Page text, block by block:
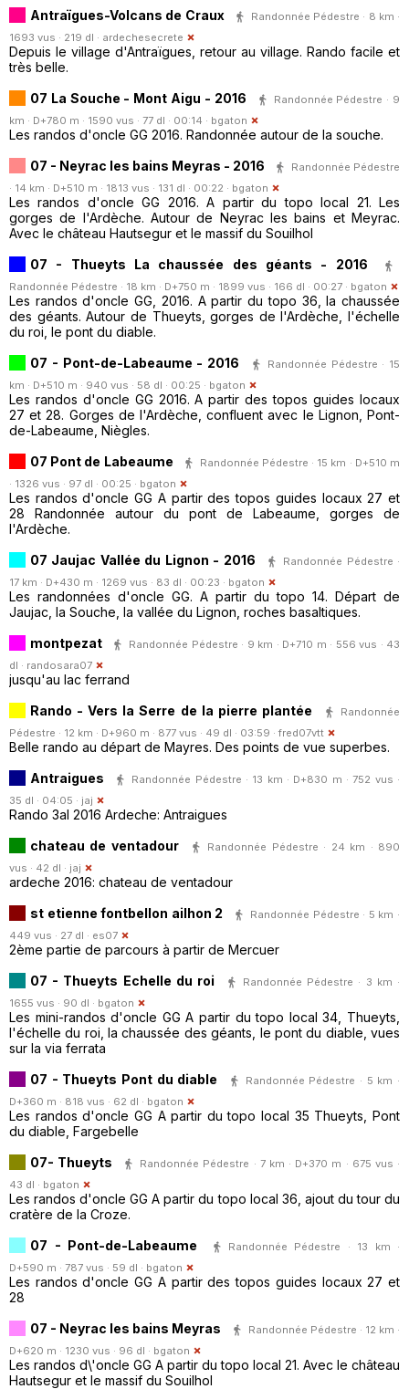
Antraïgues-Volcans de Craux
Randonnée Pédestre · 8 km ·
1693 vus · 219 dl · ardechesecrete
Depuis le village d'Antraïgues, retour au village. Rando facile et
très belle.
07 La Souche - Mont Aigu - 2016
Randonnée Pédestre · 9
km · D+780 m · 1590 vus · 77 dl · 00:14 · bgaton
Les randos d'oncle GG 2016. Randonnée autour de la souche.
07 - Neyrac les bains Meyras - 2016
Randonnée Pédestre
· 14 km · D+510 m · 1813 vus · 131 dl · 00:22 · bgaton
Les randos d'oncle GG 2016. A partir du topo local 21. Les
gorges de l'Ardèche. Autour de Neyrac les bains et Meyrac.
Avec le château Hautsegur et le massif du Souilhol
07 - Thueyts La chaussée des géants - 2016
Randonnée Pédestre · 18 km · D+750 m · 1899 vus · 166 dl · 00:27 · bgaton
Les randos d'oncle GG, 2016. A partir du topo 36, la chaussée
des géants. Autour de Thueyts, gorges de l'Ardèche, l'échelle
du roi, le pont du diable.
07 - Pont-de-Labeaume - 2016
Randonnée Pédestre · 15
km · D+510 m · 940 vus · 58 dl · 00:25 · bgaton
Les randos d'oncle GG 2016. A partir des topos guides locaux
27 et 28. Gorges de l'Ardèche, confluent avec le Lignon, Pont-
de-Labeaume, Niègles.
07 Pont de Labeaume
Randonnée Pédestre · 15 km · D+510 m
· 1326 vus · 97 dl · 00:25 · bgaton
Les randos d'oncle GG A partir des topos guides locaux 27 et
28 Randonnée autour du pont de Labeaume, gorges de
l'Ardèche.
07 Jaujac Vallée du Lignon - 2016
Randonnée Pédestre ·
17 km · D+430 m · 1269 vus · 83 dl · 00:23 · bgaton
Les randonnées d'oncle GG. A partir du topo 14. Départ de
Jaujac, la Souche, la vallée du Lignon, roches basaltiques.
montpezat
Randonnée Pédestre · 9 km · D+710 m · 556 vus · 43
dl · randosara07
jusqu'au lac ferrand
Rando - Vers la Serre de la pierre plantée
Randonnée
Pédestre · 12 km · D+960 m · 877 vus · 49 dl · 03:59 · fred07vtt
Belle rando au départ de Mayres. Des points de vue superbes.
Antraigues
Randonnée Pédestre · 13 km · D+830 m · 752 vus ·
35 dl · 04:05 · jaj
Rando 3al 2016 Ardeche: Antraigues
chateau de ventadour
Randonnée Pédestre · 24 km · 890
vus · 42 dl · jaj
ardeche 2016: chateau de ventadour
st etienne fontbellon ailhon 2
Randonnée Pédestre · 5 km ·
449 vus · 27 dl · es07
2ème partie de parcours à partir de Mercuer
07 - Thueyts Echelle du roi
Randonnée Pédestre · 3 km ·
1655 vus · 90 dl · bgaton
Les mini-randos d'oncle GG A partir du topo local 34, Thueyts,
l'échelle du roi, la chaussée des géants, le pont du diable, vues
sur la via ferrata
07 - Thueyts Pont du diable
Randonnée Pédestre · 5 km ·
D+360 m · 818 vus · 62 dl · bgaton
Les randos d'oncle GG A partir du topo local 35 Thueyts, Pont
du diable, Fargebelle
07- Thueyts
Randonnée Pédestre · 7 km · D+370 m · 675 vus ·
43 dl · bgaton
Les randos d'oncle GG A partir du topo local 36, ajout du tour du
cratère de la Croze.
07 - Pont-de-Labeaume
Randonnée Pédestre · 13 km ·
D+590 m · 787 vus · 59 dl · bgaton
Les randos d'oncle GG A partir des topos guides locaux 27 et
28
07 - Neyrac les bains Meyras
Randonnée Pédestre · 12 km ·
D+620 m · 1230 vus · 96 dl · bgaton
Les randos d\'oncle GG A partir du topo local 21. Avec le château
Hautsegur et le massif du Souilhol